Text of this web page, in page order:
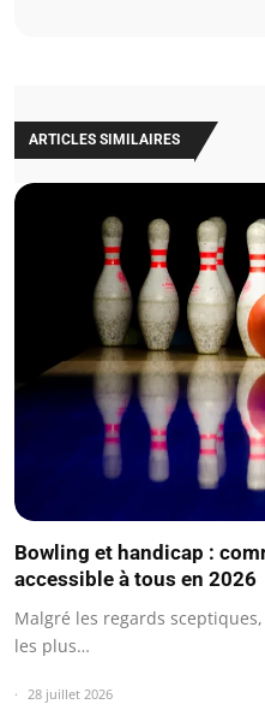
ARTICLES SIMILAIRES
Bowling et handicap :
accessible à tous en 2026
Malgré les regards
les plus…
28 juillet 2026